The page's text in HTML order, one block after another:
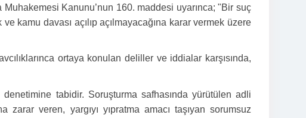
Kanunu’nun 160. maddesi uyarınca; "Bir suç
kamu davası açılıp açılmayacağına karar vermek üzere
ortaya konulan deliller ve iddialar karşısında,
tabidir. Soruşturma safhasında yürütülen adli
zarar veren, yargıyı yıpratma amacı taşıyan sorumsuz